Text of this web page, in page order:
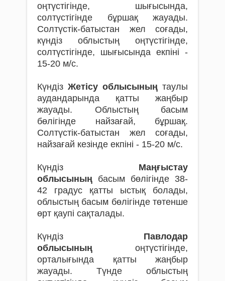
оңтүстігінде, шығысында,
солтүстігінде бұршақ жауады.
Солтүстік-батыстан жел соғады,
күндіз облыстың оңтүстігінде,
солтүстігінде, шығысында екпіні -
15-20 м/с.
Күндіз Жетісу облысының таулы
аудандарында қатты жаңбыр
жауады. Облыстың басым
бөлігінде найзағай, бұршақ.
Солтүстік-батыстан жел соғады,
найзағай кезінде екпіні - 15-20 м/с.
Күндіз Маңғыстау
облысының басым бөлігінде 38-
42 градус қатты ыстық болады,
облыстың басым бөлігінде төтенше
өрт қаупі сақталады.
Күндіз Павлодар
облысының оңтүстігінде,
орталығында қатты жаңбыр
жауады. Түнде облыстың